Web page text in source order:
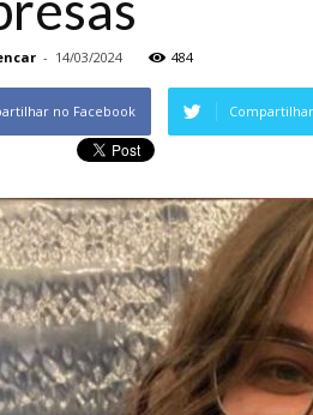
- 14/03/2024 484
no Facebook